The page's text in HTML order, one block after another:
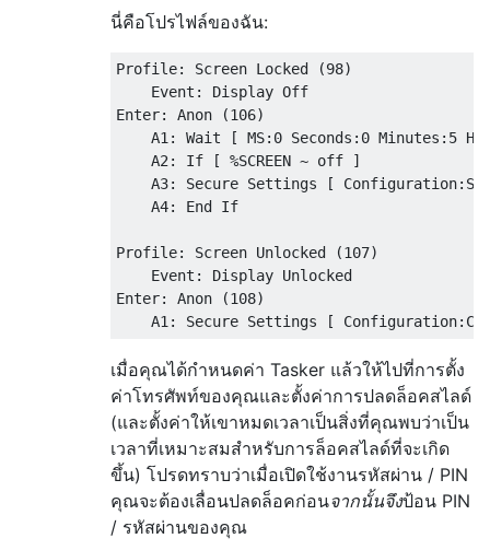
นี่คือโปรไฟล์ของฉัน:
Profile: Screen Locked (98)
    Event: Display Off
Enter: Anon (106)
A1: Wait [ MS:0 Seconds:0 Minutes:5
    A2: If [ %SCREEN ~ off ]
A3: Secure Settings [
    A4: End If
Profile: Screen Unlocked (107)
    Event: Display Unlocked
Enter: Anon (108)
เมื่อคุณได้กำหนดค่า Tasker แล้วให้ไปที่การตั้ง
ค่าโทรศัพท์ของคุณและตั้งค่าการปลดล็อคสไลด์
(และตั้งค่าให้เขาหมดเวลาเป็นสิ่งที่คุณพบว่าเป็น
เวลาที่เหมาะสมสำหรับการล็อคสไลด์ที่จะเกิด
ขึ้น) โปรดทราบว่าเมื่อเปิดใช้งานรหัสผ่าน / PIN
คุณจะต้องเลื่อนปลดล็อคก่อนจากนั้นจึงป้อน PIN
/ รหัสผ่านของคุณ